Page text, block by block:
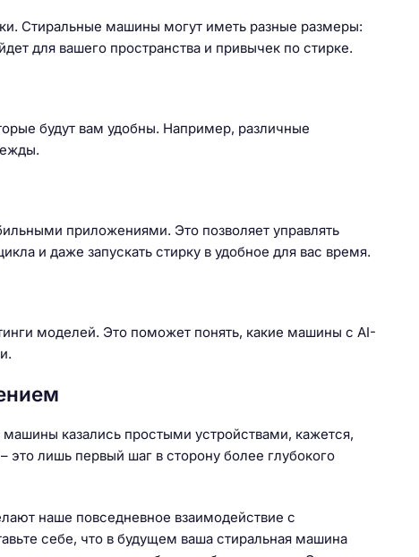
Стиральные машины могут иметь разные размеры:
для вашего пространства и привычек по стирке.
будут вам удобны. Например, различные
приложениями. Это позволяет управлять
и даже запускать стирку в удобное для вас время.
моделей. Это поможет понять, какие машины с AI-
казались простыми устройствами, кажется,
лишь первый шаг в сторону более глубокого
наше повседневное взаимодействие с
себе, что в будущем ваша стиральная машина